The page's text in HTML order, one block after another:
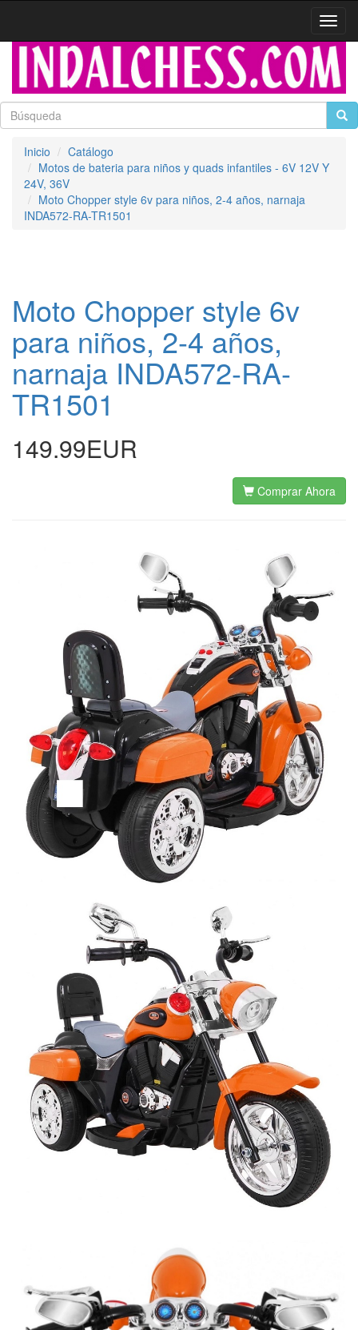
Inicio
Catálogo
Motos de bateria para niños y quads infantiles - 6V 12V Y
24V, 36V
Moto Chopper style 6v para niños, 2-4 años, narnaja
INDA572-RA-TR1501
Moto Chopper style 6v
para niños, 2-4 años,
narnaja INDA572-RA-
TR1501
149.99EUR
Comprar Ahora